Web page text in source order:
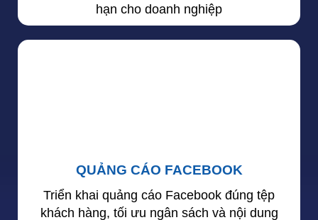
hạn cho doanh nghiệp
QUẢNG CÁO FACEBOOK
Triển khai quảng cáo Facebook đúng tệp
khách hàng, tối ưu ngân sách và nội dung